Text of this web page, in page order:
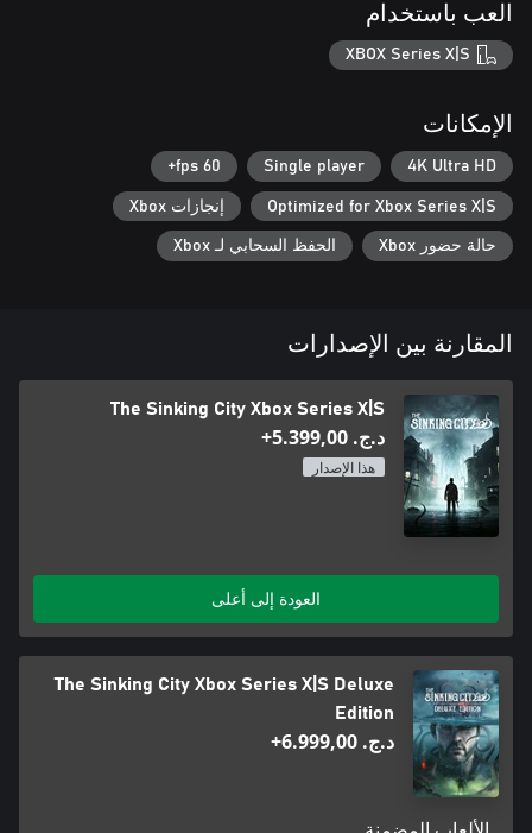
العب باستخدام
XBOX Series X|S
الإمكانات
4K Ultra HD
Single player
60 fps+
Optimized for Xbox Series X|S إنجازات Xbox
حالة حضور Xbox الحفظ السحابي لـ Xbox
المقارنة بين الإصدارات
The Sinking City Xbox Series X|S
د.ج.‏ 5.399,00+
هذا الإصدار
العودة إلى أعلى
The Sinking City Xbox Series X|S Deluxe
Edition
د.ج.‏ 6.999,00+